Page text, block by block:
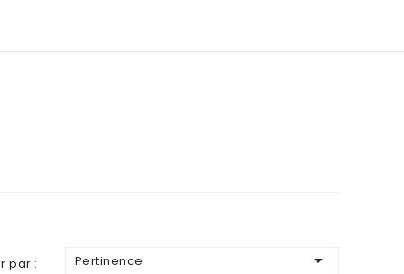
par : Pertinence 